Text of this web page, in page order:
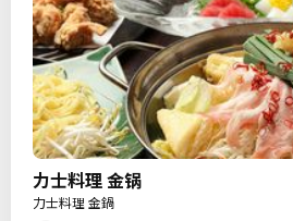
力士料理 金锅
力士料理 金鍋